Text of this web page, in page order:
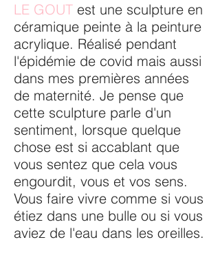
LE GOUT est une sculpture en
céramique peinte à la peinture
acrylique. Réalisé pendant
l'épidémie de covid mais aussi
dans mes premières années
de maternité. Je pense que
cette sculpture parle d'un
sentiment, lorsque quelque
chose est si accablant que
vous sentez que cela vous
engourdit, vous et vos sens.
Vous faire vivre comme si vous
étiez dans une bulle ou si vous
aviez de l'eau dans les oreilles.